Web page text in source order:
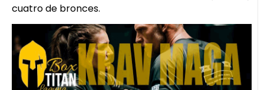
cuatro de bronces.